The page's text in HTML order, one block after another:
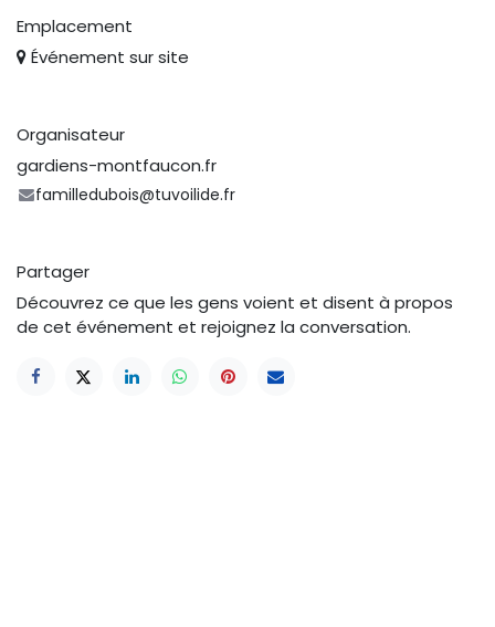
Emplacement
Événement sur site
Organisateur
gardiens-montfaucon.fr
familledubois@tuvoilide.fr
Partager
Découvrez ce que les gens voient et disent à propos
de cet événement et rejoignez la conversation.